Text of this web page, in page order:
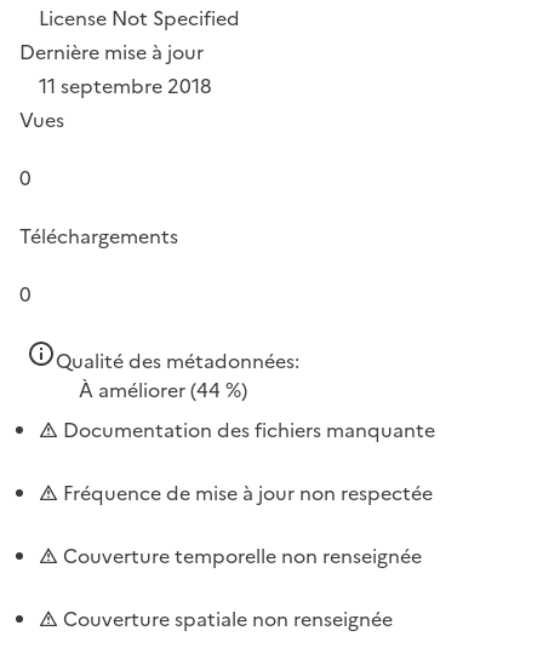
License Not Specified
Dernière mise à jour
11 septembre 2018
Vues
0
Téléchargements
0
Qualité des métadonnées:
À améliorer(44 %)
Documentation des fichiers manquante
Fréquence de mise à jour non respectée
Couverture temporelle non renseignée
Couverture spatiale non renseignée